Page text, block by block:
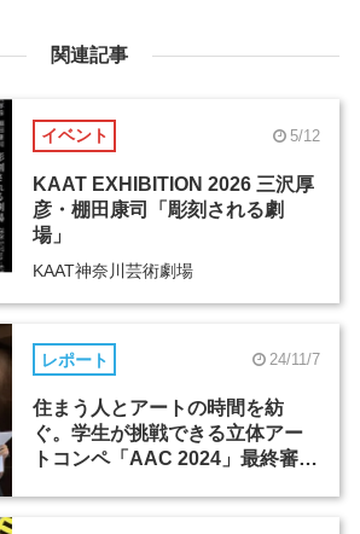
関連記事
イベント 5/12
KAAT EXHIBITION 2026 三沢厚
彦・棚田康司「彫刻される劇
場」
KAAT神奈川芸術劇場
レポート 24/11/7
住まう人とアートの時間を紡
ぐ。学生が挑戦できる立体アー
トコンペ「AAC 2024」最終審査